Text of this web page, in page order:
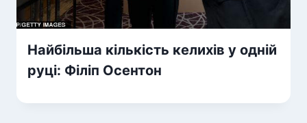
Найбільша кількість келихів у одній
руці: Філіп Осентон